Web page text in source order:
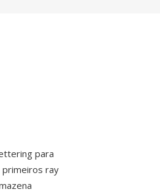
para
primeiros ray